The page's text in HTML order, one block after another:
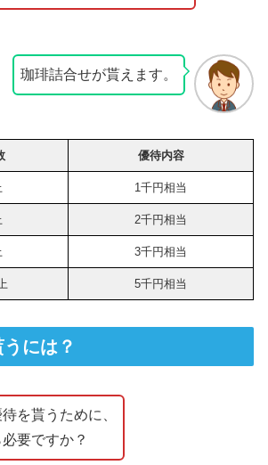
珈琲詰合せが貰えます。
優待内容
1千円相当
2千円相当
3千円相当
5千円相当
には？
を貰うために、
要ですか？